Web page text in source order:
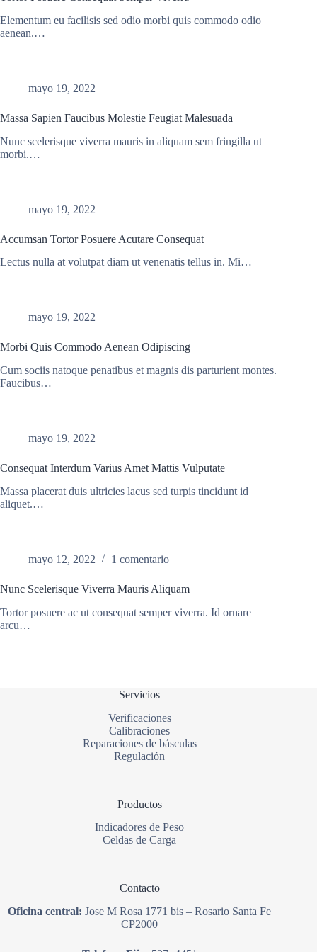
Elementum eu facilisis sed odio morbi quis commodo odio
aenean.…
mayo 19, 2022
Massa Sapien Faucibus Molestie Feugiat Malesuada
Nunc scelerisque viverra mauris in aliquam sem fringilla ut
morbi.…
mayo 19, 2022
Accumsan Tortor Posuere Acutare Consequat
Lectus nulla at volutpat diam ut venenatis tellus in. Mi…
mayo 19, 2022
Morbi Quis Commodo Aenean Odipiscing
Cum sociis natoque penatibus et magnis dis parturient montes.
Faucibus…
mayo 19, 2022
Consequat Interdum Varius Amet Mattis Vulputate
Massa placerat duis ultricies lacus sed turpis tincidunt id
aliquet.…
mayo 12, 2022 1 comentario
Nunc Scelerisque Viverra Mauris Aliquam
Tortor posuere ac ut consequat semper viverra. Id ornare
arcu…
Servicios
Verificaciones
Calibraciones
Reparaciones de básculas
Regulación
Productos
Indicadores de Peso
Celdas de Carga
Contacto
Oficina central:Jose M Rosa 1771 bis – Rosario Santa Fe
CP2000